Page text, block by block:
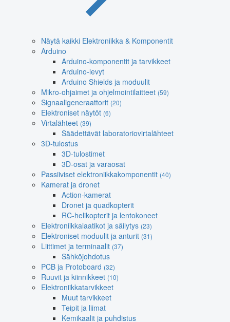
Näytä kaikki Elektroniikka & Komponentit
Arduino
Arduino-komponentit ja tarvikkeet
Arduino-levyt
Arduino Shields ja moduulit
Mikro-ohjaimet ja ohjelmointilaitteet (59)
Signaaligeneraattorit (20)
Elektroniset näytöt (6)
Virtalähteet (39)
Säädettävät laboratoriovirtalähteet
3D-tulostus
3D-tulostimet
3D-osat ja varaosat
Passiiviset elektroniikkakomponentit (40)
Kamerat ja dronet
Action-kamerat
Dronet ja quadkopterit
RC-helikopterit ja lentokoneet
Elektroniikkalaatikot ja säilytys (23)
Elektroniset moduulit ja anturit (31)
Liittimet ja terminaalit (37)
Sähköjohdotus
PCB ja Protoboard (32)
Ruuvit ja kiinnikkeet (10)
Elektroniikkatarvikkeet
Muut tarvikkeet
Teipit ja liimat
Kemikaalit ja puhdistus